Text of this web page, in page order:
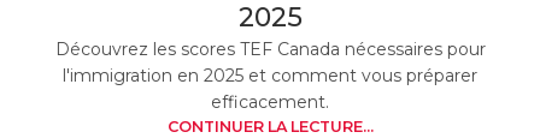
2025
Découvrez les scores TEF Canada nécessaires pour
l'immigration en 2025 et comment vous préparer
efficacement.
CONTINUER LA LECTURE...